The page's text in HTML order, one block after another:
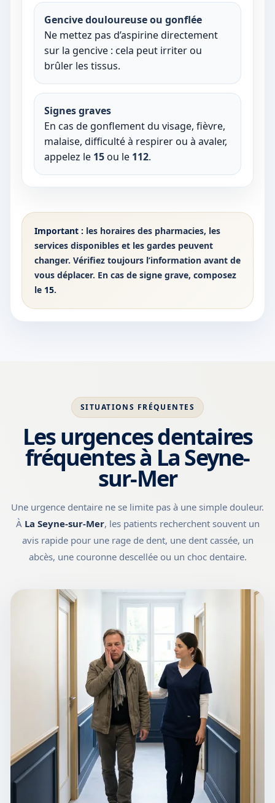
Gencive douloureuse ou gonflée
Ne mettez pas d’aspirine directement
sur la gencive : cela peut irriter ou
brûler les tissus.
Signes graves
En cas de gonflement du visage, fièvre,
malaise, difficulté à respirer ou à avaler,
appelez le 15ou le 112.
Important : les horaires des pharmacies, les
services disponibles et les gardes peuvent
changer. Vérifiez toujours l’information avant de
vous déplacer. En cas de signe grave, composez
le 15.
SITUATIONS FRÉQUENTES
Les urgences dentaires
fréquentes à La Seyne-
sur-Mer
Une urgence dentaire ne se limite pas à une simple douleur.
À La Seyne-sur-Mer, les patients recherchent souvent un
avis rapide pour une rage de dent, une dent cassée, un
abcès, une couronne descellée ou un choc dentaire.